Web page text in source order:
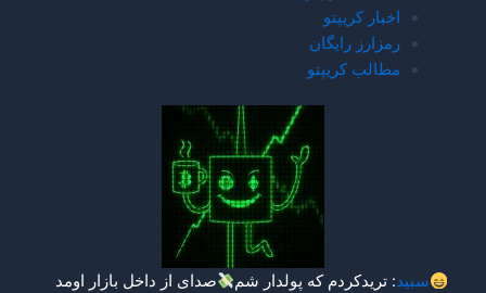
صدای از داخل بازار اومد